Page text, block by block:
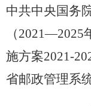
中共中央国务
（2021—2025
施方案2021-
省邮政管理系